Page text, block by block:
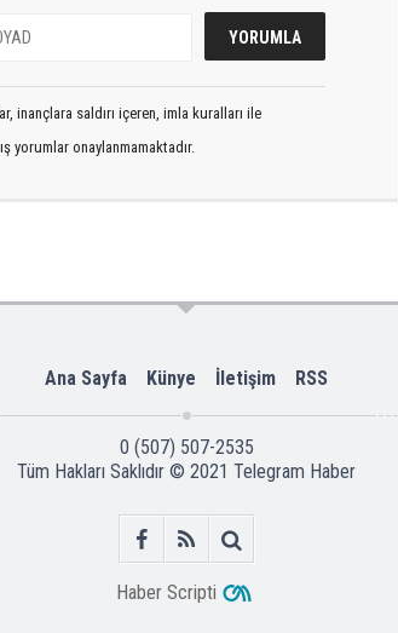
inançlara saldırı içeren, imla kuralları ile
yorumlar onaylanmamaktadır.
Ana Sayfa Künye İletişim RSS
0 (507) 507-2535
Tüm Hakları Saklıdır © 2021 Telegram Haber
Haber Scripti